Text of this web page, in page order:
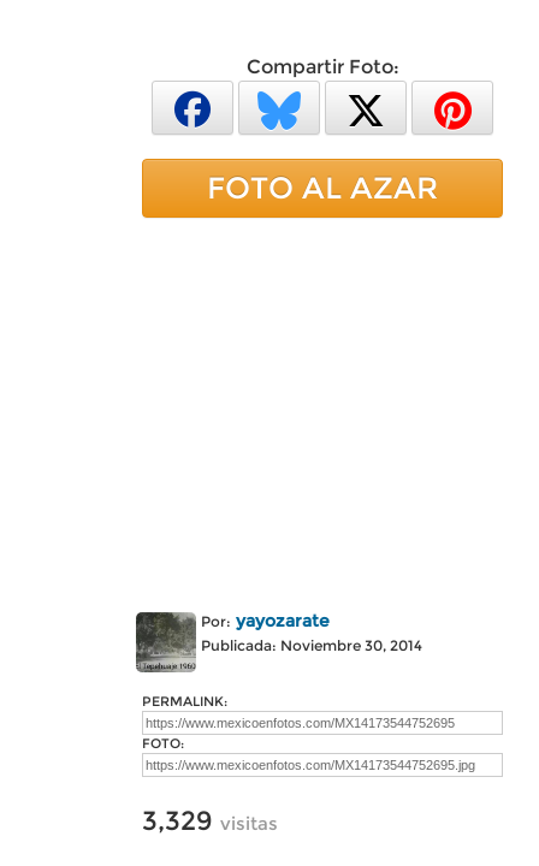
Compartir Foto:
FOTO AL AZAR
Por: yayozarate
Publicada: Noviembre 30, 2014
PERMALINK:
FOTO:
3,329 visitas